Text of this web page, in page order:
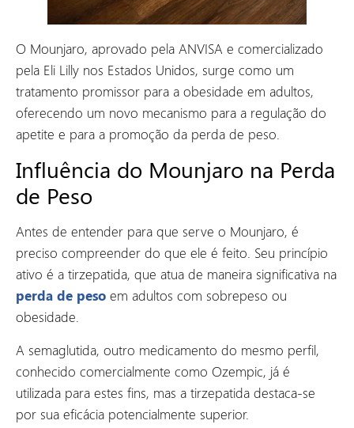
O Mounjaro, aprovado pela ANVISA e comercializado
pela Eli Lilly nos Estados Unidos, surge como um
tratamento promissor para a obesidade em adultos,
oferecendo um novo mecanismo para a regulação do
apetite e para a promoção da perda de peso.
Influência do Mounjaro na Perda
de Peso
Antes de entender para que serve o Mounjaro, é
preciso compreender do que ele é feito. Seu princípio
ativo é a tirzepatida, que atua de maneira significativa na
perda de peso em adultos com sobrepeso ou
obesidade.
A semaglutida, outro medicamento do mesmo perfil,
conhecido comercialmente como Ozempic, já é
utilizada para estes fins, mas a tirzepatida destaca-se
por sua eficácia potencialmente superior.